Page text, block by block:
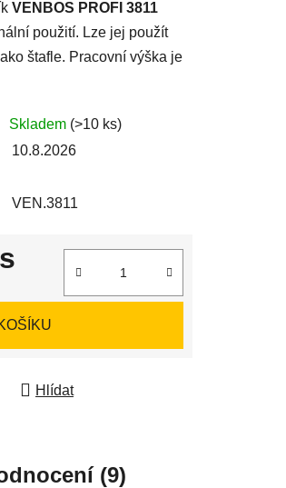
VENBOS PROFI 3811
použití. Lze jej použít
štafle. Pracovní výška je
Skladem (>10 ks)
10.8.2026
VEN.3811
Hlídat
(9)